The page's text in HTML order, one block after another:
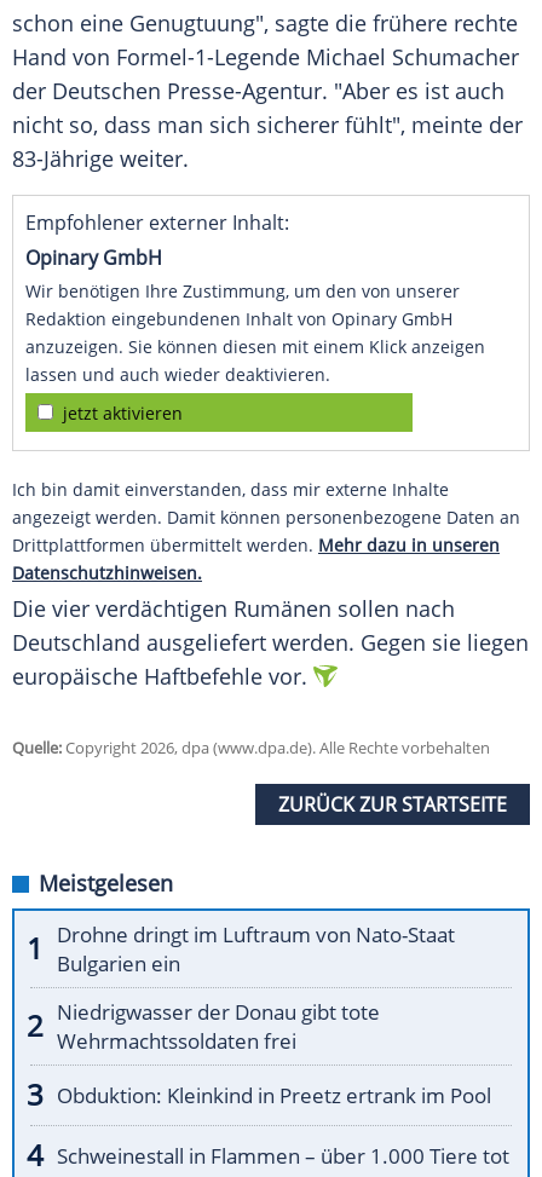
schon eine Genugtuung", sagte die frühere rechte
Hand von Formel-1-Legende Michael Schumacher
der Deutschen Presse-Agentur. "Aber es ist auch
nicht so, dass man sich sicherer fühlt", meinte der
83-Jährige weiter.
Empfohlener externer Inhalt:
Opinary GmbH
Wir benötigen Ihre Zustimmung, um den von unserer
Redaktion eingebundenen Inhalt von Opinary GmbH
anzuzeigen. Sie können diesen mit einem Klick anzeigen
lassen und auch wieder deaktivieren.
jetzt aktivieren
Ich bin damit einverstanden, dass mir externe Inhalte
angezeigt werden. Damit können personenbezogene Daten an
Drittplattformen übermittelt werden. Mehr dazu in unseren
Datenschutzhinweisen.
Die vier verdächtigen Rumänen sollen nach
Deutschland ausgeliefert werden. Gegen sie liegen
europäische Haftbefehle vor.
Quelle:Copyright 2026, dpa (www.dpa.de). Alle Rechte vorbehalten
ZURÜCK ZUR STARTSEITE
Meistgelesen
Drohne dringt im Luftraum von Nato-Staat
Bulgarien ein
Niedrigwasser der Donau gibt tote
Wehrmachtssoldaten frei
Obduktion: Kleinkind in Preetz ertrank im Pool
Schweinestall in Flammen – über 1.000 Tiere tot